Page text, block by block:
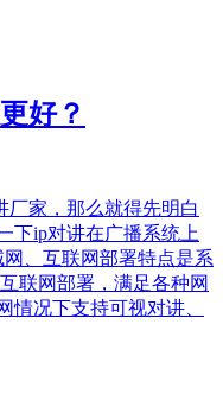
好？
厂家，那么就得先明白
下ip对讲在广播系统上
、互联网部署特点是系
联网部署，满足各种网
情况下支持可视对讲、